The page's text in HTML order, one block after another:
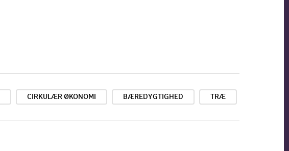
CIRKULÆR ØKONOMI BÆREDYGTIGHED TRÆ